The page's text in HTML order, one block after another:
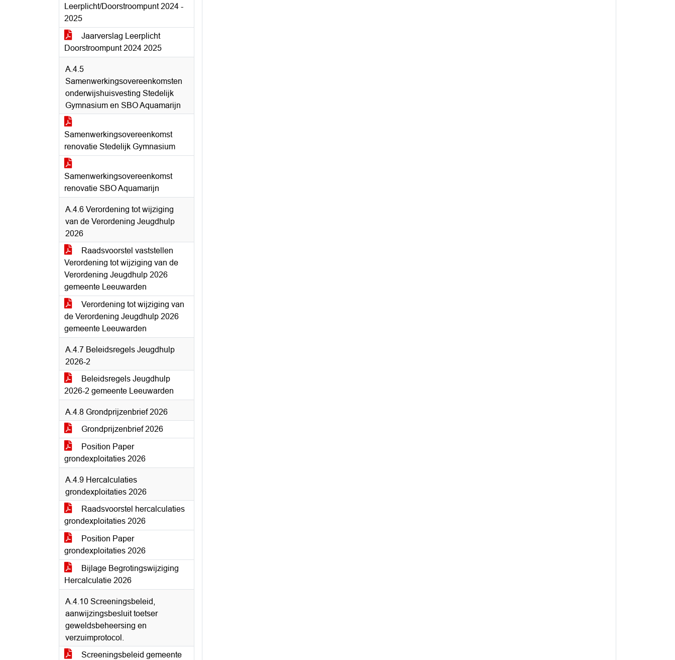
Leerplicht/Doorstroompunt 2024 -
2025
Jaarverslag Leerplicht
Doorstroompunt 2024 2025
A.4.5
Samenwerkingsovereenkomsten
onderwijshuisvesting Stedelijk
Gymnasium en SBO Aquamarijn
Samenwerkingsovereenkomst
renovatie Stedelijk Gymnasium
Samenwerkingsovereenkomst
renovatie SBO Aquamarijn
A.4.6 Verordening tot wijziging
van de Verordening Jeugdhulp
2026
Raadsvoorstel vaststellen
Verordening tot wijziging van de
Verordening Jeugdhulp 2026
gemeente Leeuwarden
Verordening tot wijziging van
de Verordening Jeugdhulp 2026
gemeente Leeuwarden
A.4.7 Beleidsregels Jeugdhulp
2026-2
Beleidsregels Jeugdhulp
2026-2 gemeente Leeuwarden
A.4.8 Grondprijzenbrief 2026
Grondprijzenbrief 2026
Position Paper
grondexploitaties 2026
A.4.9 Hercalculaties
grondexploitaties 2026
Raadsvoorstel hercalculaties
grondexploitaties 2026
Position Paper
grondexploitaties 2026
Bijlage Begrotingswijziging
Hercalculatie 2026
A.4.10 Screeningsbeleid,
aanwijzingsbesluit toetser
geweldsbeheersing en
verzuimprotocol.
Screeningsbeleid gemeente